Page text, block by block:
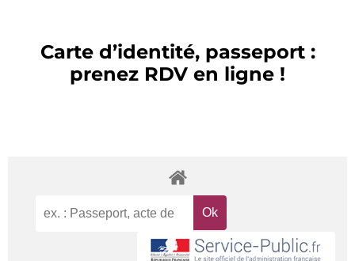
Carte d’identité, passeport :
prenez RDV en ligne !